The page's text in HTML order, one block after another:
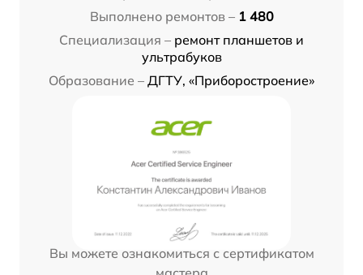
Выполнено ремонтов – 1 480
Специализация – ремонт планшетов и
ультрабуков
Образование – ДГТУ, «Приборостроение»
Вы можете ознакомиться с сертификатом